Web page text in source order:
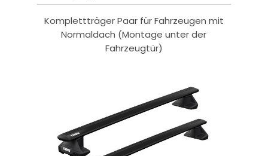
Komplettträger Paar für Fahrzeugen mit
Normaldach (Montage unter der
Fahrzeugtür)